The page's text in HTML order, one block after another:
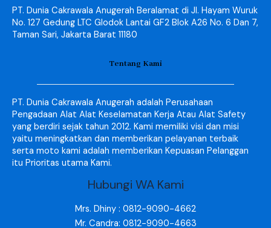
PT. Dunia Cakrawala Anugerah Beralamat di Jl. Hayam Wuruk
No. 127 Gedung LTC Glodok Lantai GF2 Blok A26 No. 6 Dan 7,
Taman Sari, Jakarta Barat 11180
Tentang Kami
PT. Dunia Cakrawala Anugerah adalah Perusahaan
Pengadaan Alat Alat Keselamatan Kerja Atau Alat Safety
yang berdiri sejak tahun 2012. Kami memiliki visi dan misi
yaitu meningkatkan dan memberikan pelayanan terbaik
serta moto kami adalah memberikan Kepuasan Pelanggan
itu Prioritas utama Kami.
Hubungi WA Kami
Mrs. Dhiny : 0812-9090-4662
Mr. Candra: 0812-9090-4663